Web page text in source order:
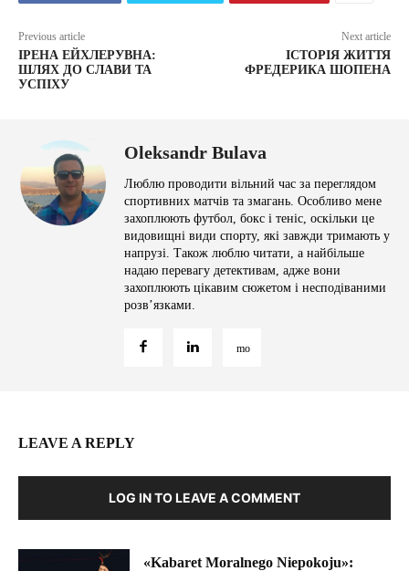
Previous article
ІРЕНА ЕЙХЛЕРУВНА:
ШЛЯХ ДО СЛАВИ ТА
УСПІХУ
Next article
ІСТОРІЯ ЖИТТЯ
ФРЕДЕРИКА ШОПЕНА
Oleksandr Bulava
Люблю проводити вільний час за переглядом
спортивних матчів та змагань. Особливо мене
захоплюють футбол, бокс і теніс, оскільки це
видовищні види спорту, які завжди тримають у
напрузі. Також люблю читати, а найбільше
надаю перевагу детективам, адже вони
захоплюють цікавим сюжетом і несподіваними
розв’язками.
LEAVE A REPLY
LOG IN TO LEAVE A COMMENT
«Kabaret Moralnego Niepokoju»: